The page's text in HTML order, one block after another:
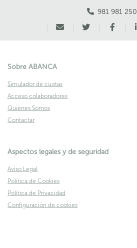
981 981 250
Sobre ABANCA
Simulador de cuotas
Acceso colaboradores
Quiénes Somos
Contactar
Aspectos legales y de seguridad
Aviso Legal
Política de Cookies
Política de Privacidad
Configuración de cookies